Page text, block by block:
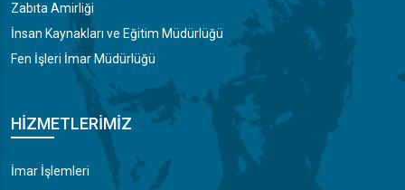
Zabıta Amirliği
İnsan Kaynakları ve Eğitim Müdürlüğü
Fen İşleri İmar Müdürlüğü
HIZMETLERIMIZ
İmar İşlemleri